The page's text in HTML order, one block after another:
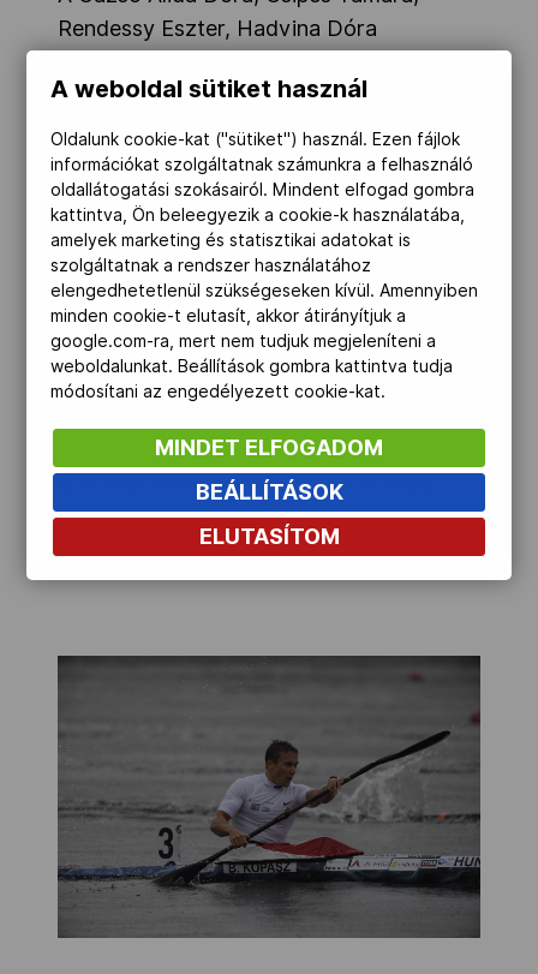
Rendessy Eszter, Hadvina Dóra
megszerezte a kvótát, hogy bejutott a
döntőbe 500 méteren, ott azonban nem
tudott beleszólni az érmes helyek sorsába
és hetedik lett. Az egység a vb-n végig
küszködött a rajttal, amely most sem
sikerült jól, s ezúttal a táv többi részében
sem tudott harcolni a riválisokkal. A
győzelmet az ötszörös olimpiai bajnok
Lisa Carrington vezette új-zélandiak
szerezték meg.
Az ötkarikás indulási jog ebben a
sportágban nem névre szól, a magyar
olimpiai csapat a jövő évi válogatókon
alakul majd ki.
A weboldal sütiket használ
Oldalunk cookie-kat ("sütiket") használ. Ezen fájlok
információkat szolgáltatnak számunkra a felhasználó
oldallátogatási szokásairól. Mindent elfogad gombra
kattintva, Ön beleegyezik a cookie-k használatába,
amelyek marketing és statisztikai adatokat is
szolgáltatnak a rendszer használatához
elengedhetetlenül szükségeseken kívül. Amennyiben
minden cookie-t elutasít, akkor átirányítjuk a
google.com-ra, mert nem tudjuk megjeleníteni a
weboldalunkat. Beállítások gombra kattintva tudja
módosítani az engedélyezett cookie-kat.
MINDET ELFOGADOM
BEÁLLÍTÁSOK
ELUTASÍTOM